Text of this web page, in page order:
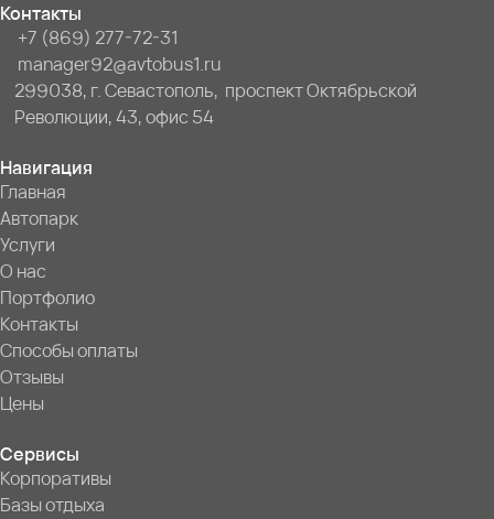
Контакты
+7 (869) 277-72-31
manager92@avtobus1.ru
299038, г. Севастополь, проспект Октябрьской
Революции, 43, офис 54
Навигация
Главная
Автопарк
Услуги
О нас
Портфолио
Контакты
Способы оплаты
Отзывы
Цены
Сервисы
Корпоративы
Базы отдыха